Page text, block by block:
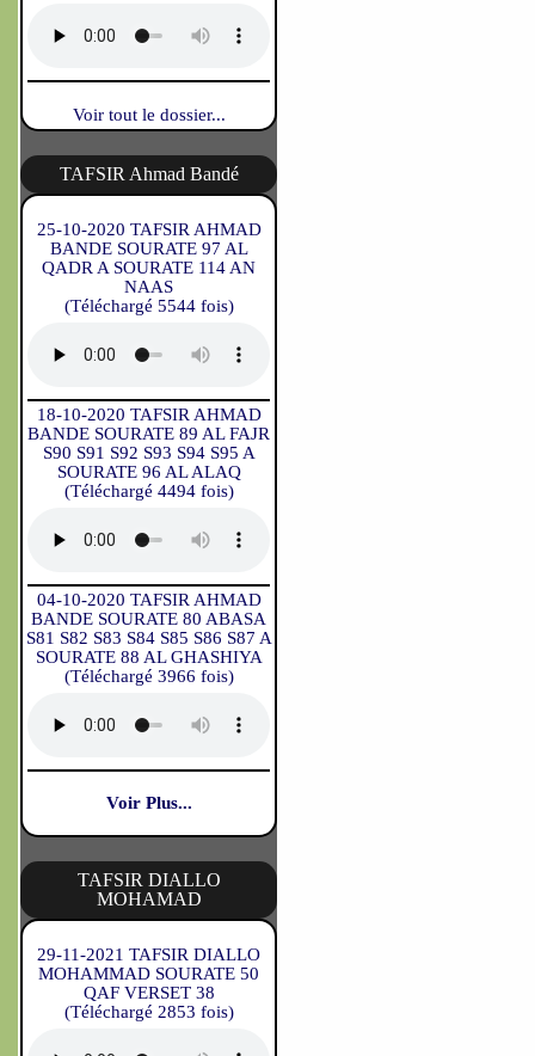
Voir tout le dossier...
TAFSIR Ahmad Bandé
25-10-2020 TAFSIR AHMAD
BANDE SOURATE 97 AL
QADR A SOURATE 114 AN
NAAS
(Téléchargé 5544 fois)
18-10-2020 TAFSIR AHMAD
BANDE SOURATE 89 AL FAJR
S90 S91 S92 S93 S94 S95 A
SOURATE 96 AL ALAQ
(Téléchargé 4494 fois)
04-10-2020 TAFSIR AHMAD
BANDE SOURATE 80 ABASA
S81 S82 S83 S84 S85 S86 S87 A
SOURATE 88 AL GHASHIYA
(Téléchargé 3966 fois)
Voir Plus...
TAFSIR DIALLO
MOHAMAD
29-11-2021 TAFSIR DIALLO
MOHAMMAD SOURATE 50
QAF VERSET 38
(Téléchargé 2853 fois)